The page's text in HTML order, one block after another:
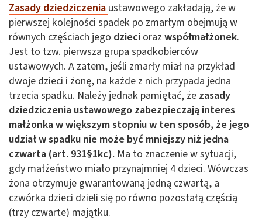
Zasady dziedziczenia ustawowego zakładają, że w
pierwszej kolejności spadek po zmarłym obejmują w
równych częściach jego dzieci oraz współmałżonek.
Jest to tzw. pierwsza grupa spadkobierców
ustawowych. A zatem, jeśli zmarły miał na przykład
dwoje dzieci i żonę, na każde z nich przypada jedna
trzecia spadku. Należy jednak pamiętać, że zasady
dziedziczenia ustawowego zabezpieczają interes
małżonka w większym stopniu w ten sposób, że jego
udział w spadku nie może być mniejszy niż jedna
czwarta (art. 931§1kc). Ma to znaczenie w sytuacji,
gdy małżeństwo miało przynajmniej 4 dzieci. Wówczas
żona otrzymuje gwarantowaną jedną czwartą, a
czwórka dzieci dzieli się po równo pozostałą częścią
(trzy czwarte) majątku.